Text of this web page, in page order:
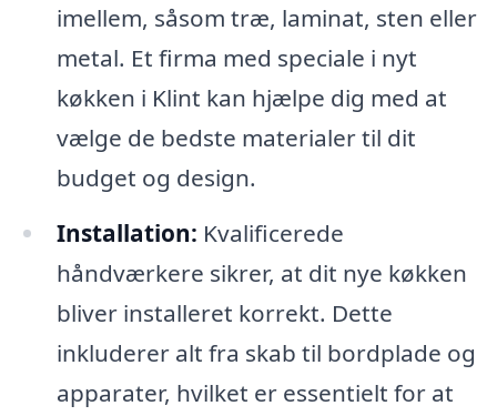
imellem, såsom træ, laminat, sten eller
metal. Et firma med speciale i nyt
køkken i Klint kan hjælpe dig med at
vælge de bedste materialer til dit
budget og design.
Installation: Kvalificerede
håndværkere sikrer, at dit nye køkken
bliver installeret korrekt. Dette
inkluderer alt fra skab til bordplade og
apparater, hvilket er essentielt for at